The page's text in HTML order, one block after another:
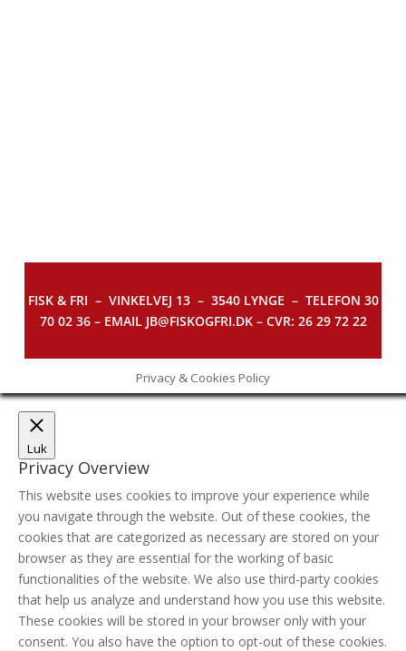
FISK & FRI – VINKELVEJ 13 – 3540 LYNGE – TELEFON 30
70 02 36 – EMAIL JB@FISKOGFRI.DK – CVR: 26 29 72 22
Privacy & Cookies Policy
Luk
Privacy Overview
This website uses cookies to improve your experience while
you navigate through the website. Out of these cookies, the
cookies that are categorized as necessary are stored on your
browser as they are essential for the working of basic
functionalities of the website. We also use third-party cookies
that help us analyze and understand how you use this website.
These cookies will be stored in your browser only with your
consent. You also have the option to opt-out of these cookies.